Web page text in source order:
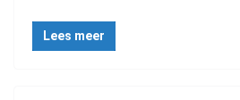
Lees meer